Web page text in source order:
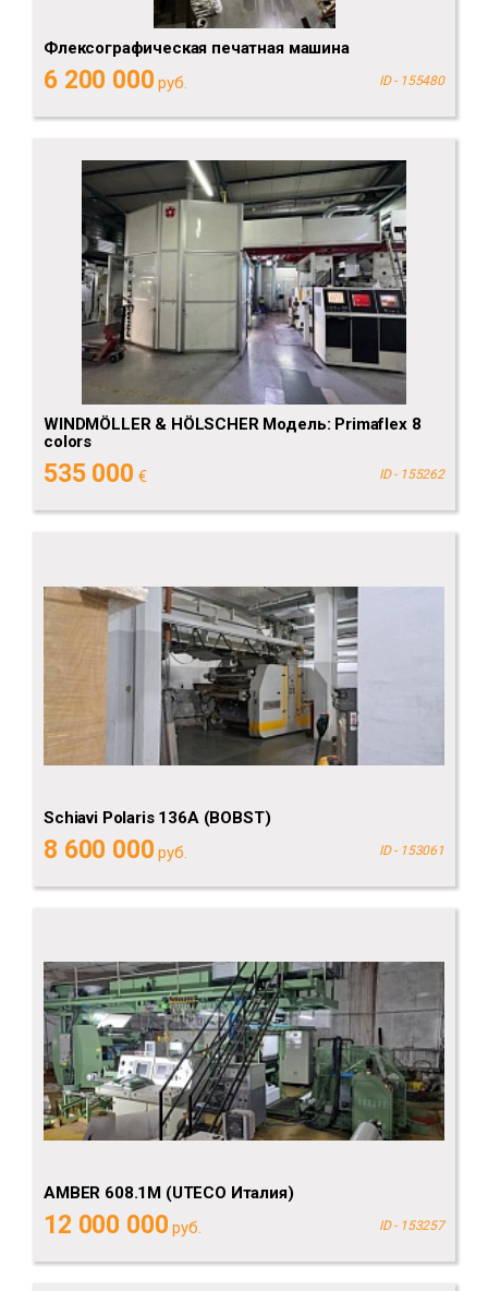
Флексографическая печатная машина
6 200 000 руб. ID - 155480
WINDMÖLLER & HÖLSCHER Модель: Primaflex 8
colors
535 000 € ID - 155262
Schiavi Polaris 136A (BOBST)
8 600 000 руб. ID - 153061
AMBER 608.1M (UTECO Италия)
12 000 000 руб. ID - 153257